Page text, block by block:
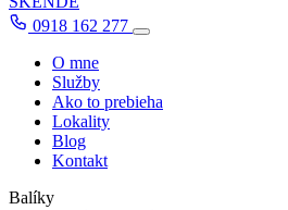
0918 162 277
O mne
Služby
Ako to prebieha
Lokality
Blog
Kontakt
Balíky